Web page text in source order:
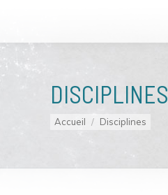
DISCIPLINES
Vous êtes ici :
Accueil Disciplines